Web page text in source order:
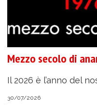
Mezzo secolo di
Il 2026 è l’anno del
30/07/2026